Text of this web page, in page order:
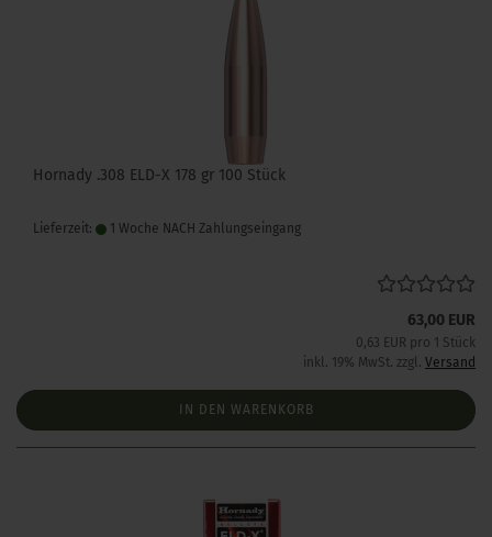
Hornady .308 ELD-X 178 gr 100 Stück
Lieferzeit: 1 Woche NACH Zahlungseingang
63,00 EUR
0,63 EUR pro 1 Stück
inkl. 19% MwSt. zzgl. Versand
IN DEN WARENKORB